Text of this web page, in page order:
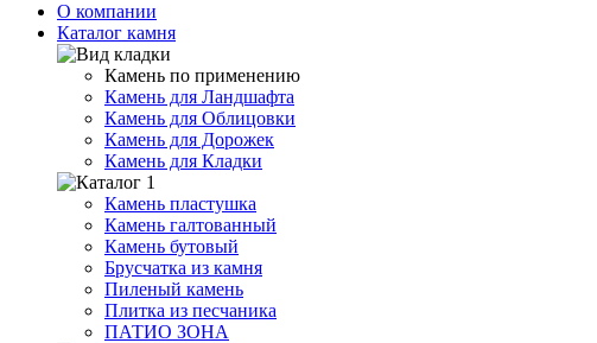
О компании
Каталог камня
Камень по применению
Камень для Ландшафта
Камень для Облицовки
Камень для Дорожек
Камень для Кладки
Камень пластушка
Камень галтованный
Камень бутовый
Брусчатка из камня
Пиленый камень
Плитка из песчаника
ПАТИО ЗОНА